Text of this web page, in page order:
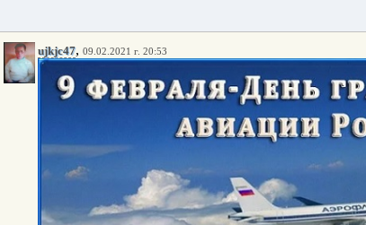
ujkjc47, 09.02.2021 г. 20:53